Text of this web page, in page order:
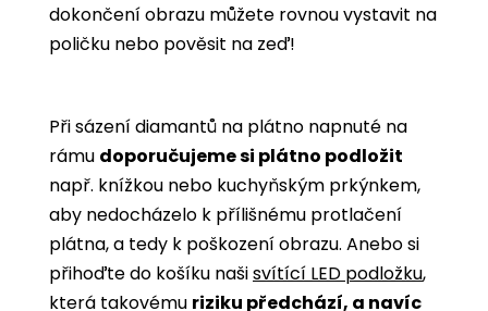
dokončení obrazu můžete rovnou vystavit na
poličku nebo pověsit na zeď!
Při sázení diamantů na plátno napnuté na
rámu doporučujeme si plátno podložit
např. knížkou nebo kuchyňským prkýnkem,
aby nedocházelo k přílišnému protlačení
plátna, a tedy k poškození obrazu. Anebo si
přihoďte do košíku našisvítící LED podložku,
která takovému riziku předchází, a navíc